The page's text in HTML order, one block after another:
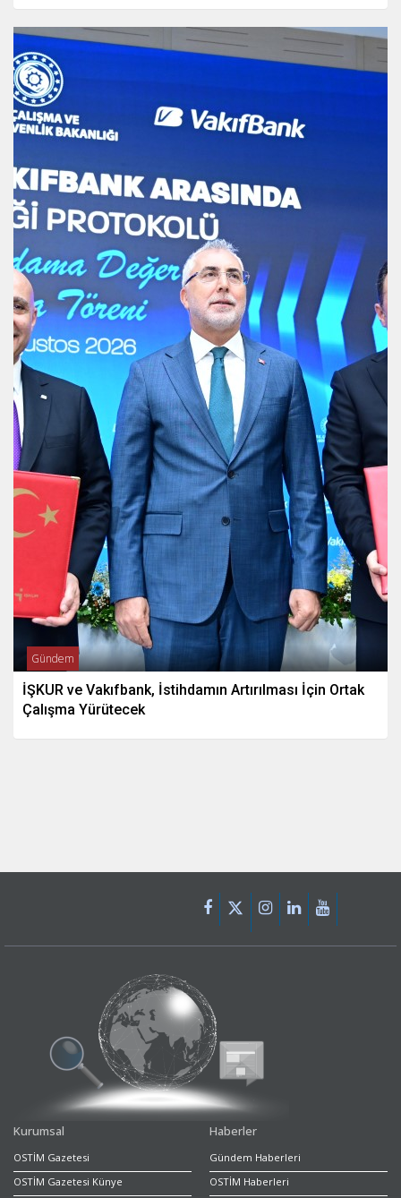
Gündem
İŞKUR ve Vakıfbank, İstihdamın Artırılması İçin Ortak
Çalışma Yürütecek
Kurumsal
OSTİM Gazetesi
OSTİM Gazetesi Künye
Haberler
Gündem Haberleri
OSTİM Haberleri